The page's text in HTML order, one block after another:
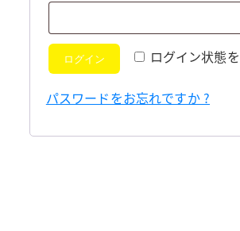
ログイン状態
ログイン
パスワードをお忘れですか ?